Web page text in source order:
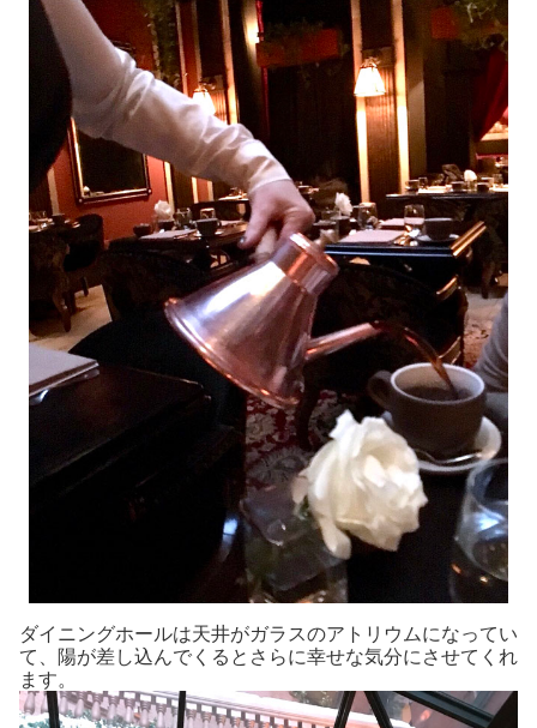
ダイニングホールは天井がガラスのアトリウムになってい
て、陽が差し込んでくるとさらに幸せな気分にさせてくれ
ます。